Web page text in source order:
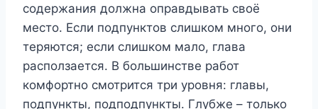
содержания должна оправдывать своё
место. Если подпунктов слишком много, они
теряются; если слишком мало, глава
расползается. В большинстве работ
комфортно смотрится три уровня: главы,
подпункты, подподпункты. Глубже – только